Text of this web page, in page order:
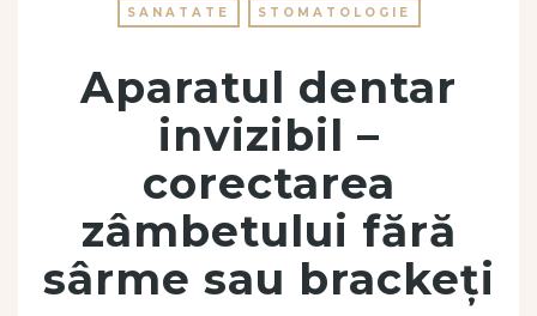
SANATATE STOMATOLOGIE
Aparatul dentar
invizibil –
corectarea
zâmbetului fără
sârme sau brackeți